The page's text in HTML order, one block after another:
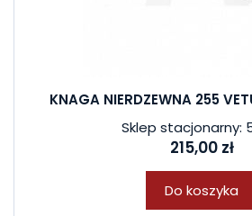
KNAGA NIERDZEWNA 255
Sklep stacjonarny:
215,00 zł
Do koszyka